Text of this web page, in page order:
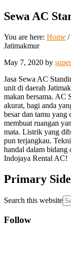
Sewa AC
You are here: Home /
Jatimakmur
May 7, 2020 by
Jasa Sewa AC
unit di daerah
makan bersama. AC
akurat, bagi anda
besar dan tamu
membuat ruangan
mata. Listrik yang
pun terjangkau.
handal dalam bidang
Indojaya Rental AC!
Primary
Search this website
Follow